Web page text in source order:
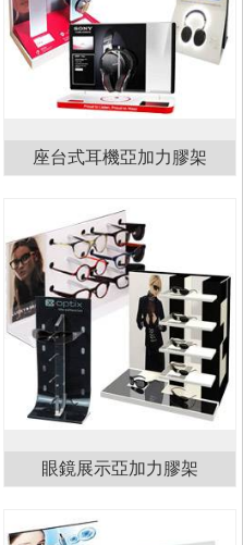
座台式耳機亞加力膠架
眼鏡展示亞加力膠架